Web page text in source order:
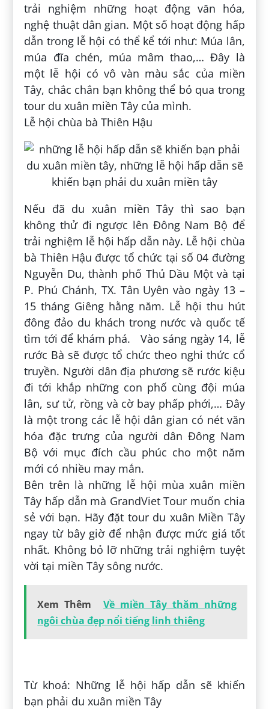
trải nghiệm những hoạt động văn hóa,
nghệ thuật dân gian. Một số hoạt động hấp
dẫn trong lễ hội có thể kể tới như: Múa lân,
múa đĩa chén, múa mâm thao,… Đây là
một lễ hội có vô vàn màu sắc của miền
Tây, chắc chắn bạn không thể bỏ qua trong
tour du xuân miền Tây của mình.
Lễ hội chùa bà Thiên Hậu
Nếu đã du xuân miền Tây thì sao bạn
không thử đi ngược lên Đông Nam Bộ để
trải nghiệm lễ hội hấp dẫn này. Lễ hội chùa
bà Thiên Hậu được tổ chức tại số 04 đường
Nguyễn Du, thành phố Thủ Dầu Một và tại
P. Phú Chánh, TX. Tân Uyên vào ngày 13 –
15 tháng Giêng hằng năm. Lễ hội thu hút
đông đảo du khách trong nước và quốc tế
tìm tới để khám phá. Vào sáng ngày 14, lễ
rước Bà sẽ được tổ chức theo nghi thức cổ
truyền. Người dân địa phương sẽ rước kiệu
đi tới khắp những con phố cùng đội múa
lân, sư tử, rồng và cờ bay phấp phới,… Đây
là một trong các lễ hội dân gian có nét văn
hóa đặc trưng của người dân Đông Nam
Bộ với mục đích cầu phúc cho một năm
mới có nhiều may mắn.
Bên trên là những lễ hội mùa xuân miền
Tây hấp dẫn mà GrandViet Tour muốn chia
sẻ với bạn. Hãy đặt tour du xuân Miền Tây
ngay từ bây giờ để nhận được mức giá tốt
nhất. Không bỏ lỡ những trải nghiệm tuyệt
vời tại miền Tây sông nước.
Xem Thêm
Về miền Tây thăm những
ngôi chùa đẹp nổi tiếng linh thiêng
Từ khoá: Những lễ hội hấp dẫn sẽ khiến
bạn phải du xuân miền Tây